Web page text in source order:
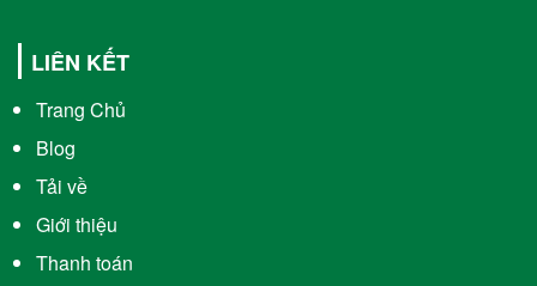
LIÊN KẾT
Trang Chủ
Blog
Tải về
Giới thiệu
Thanh toán